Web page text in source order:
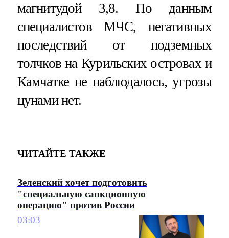
магнитудой 3,8. По данным
специалистов МЧС, негативных
последствий от подземных
толчков на Курильских островах и
Камчатке не наблюдалось, угрозы
цунами нет.
ЧИТАЙТЕ ТАКЖЕ
Зеленский хочет подготовить
"специальную санкционную
операцию" против России
03:03